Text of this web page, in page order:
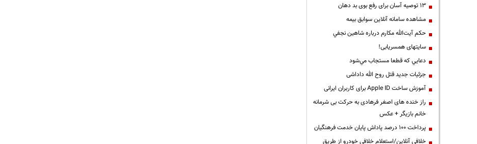
13 توصیه آسان برای رفع بوی بد دهان
مشاهده سامانه آنلاين سوابق بیمه
حكم آيت‌الله مكارم درباره شاهين نجفي
سایتهای همسریابی!
دعايي كه قطعا مستجاب مي‌شود
جزئیات جدید قتل روح الله داداشی
آموزش ساخت Apple ID برای کاربران ایرانی
راز خنده های اصغر فرهادی به حرکت بی شرمانه
خانم بازیگر + عکس
پرداخت ۱۰۰ درصد پاداش پایان خدمت فرهنگیان
خلافی آنلاین/استعلام خلافی خودرو از طریق